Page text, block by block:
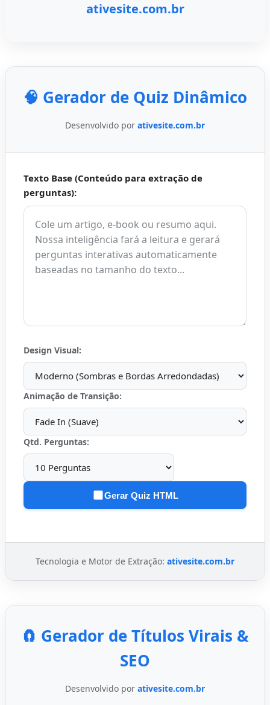
ativesite.com.br
🧠 Gerador de Quiz Dinâmico
Desenvolvido por ativesite.com.br
Texto Base (Conteúdo para extração de
perguntas):
Design Visual:
Animação de Transição:
Qtd. Perguntas:
Gerar Quiz HTML
Tecnologia e Motor de Extração: ativesite.com.br
🧲 Gerador de Títulos Virais &
SEO
Desenvolvido por ativesite.com.br